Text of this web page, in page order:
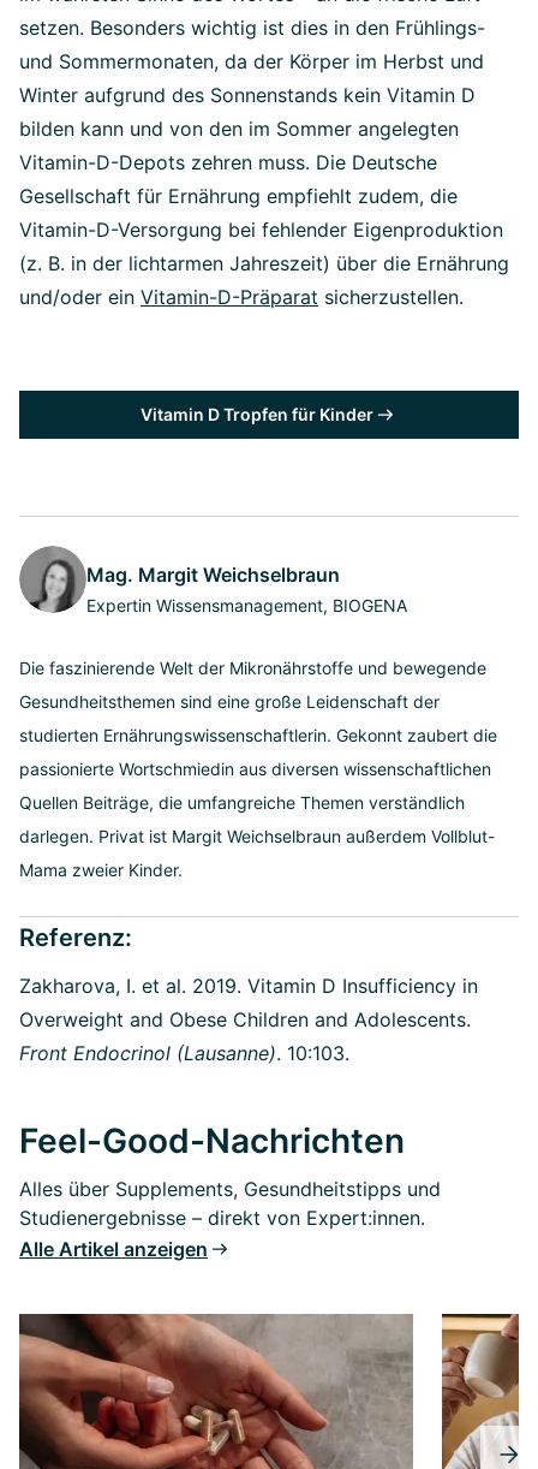
setzen. Besonders wichtig ist dies in den Frühlings-
und Sommermonaten, da der Körper im Herbst und
Winter aufgrund des Sonnenstands kein Vitamin D
bilden kann und von den im Sommer angelegten
Vitamin-D-Depots zehren muss. Die Deutsche
Gesellschaft für Ernährung empfiehlt zudem, die
Vitamin-D-Versorgung bei fehlender Eigenproduktion
(z. B. in der lichtarmen Jahreszeit) über die Ernährung
und/oder ein Vitamin-D-Präparat sicherzustellen.
Vitamin D Tropfen für Kinder
Mag. Margit Weichselbraun
Expertin Wissensmanagement, BIOGENA
Die faszinierende Welt der Mikronährstoffe und bewegende
Gesundheitsthemen sind eine große Leidenschaft der
studierten Ernährungswissenschaftlerin. Gekonnt zaubert die
passionierte Wortschmiedin aus diversen wissenschaftlichen
Quellen Beiträge, die umfangreiche Themen verständlich
darlegen. Privat ist Margit Weichselbraun außerdem Vollblut-
Mama zweier Kinder.
Referenz:
Zakharova, I. et al. 2019. Vitamin D Insufficiency in
Overweight and Obese Children and Adolescents.
Front Endocrinol (Lausanne). 10:103.
Feel-Good-Nachrichten
Alles über Supplements, Gesundheitstipps und
Studienergebnisse – direkt von Expert:innen.
Alle Artikel anzeigen